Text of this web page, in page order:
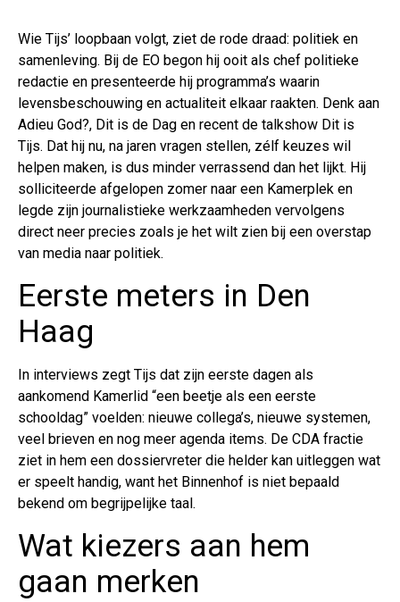
Wie Tijs’ loopbaan volgt, ziet de rode draad: politiek en
samenleving. Bij de EO begon hij ooit als chef politieke
redactie en presenteerde hij programma’s waarin
levensbeschouwing en actualiteit elkaar raakten. Denk aan
Adieu God?, Dit is de Dag en recent de talkshow Dit is
Tijs. Dat hij nu, na jaren vragen stellen, zélf keuzes wil
helpen maken, is dus minder verrassend dan het lijkt. Hij
solliciteerde afgelopen zomer naar een Kamerplek en
legde zijn journalistieke werkzaamheden vervolgens
direct neer precies zoals je het wilt zien bij een overstap
van media naar politiek.
Eerste meters in Den
Haag
In interviews zegt Tijs dat zijn eerste dagen als
aankomend Kamerlid “een beetje als een eerste
schooldag” voelden: nieuwe collega’s, nieuwe systemen,
veel brieven en nog meer agenda items. De CDA fractie
ziet in hem een dossiervreter die helder kan uitleggen wat
er speelt handig, want het Binnenhof is niet bepaald
bekend om begrijpelijke taal.
Wat kiezers aan hem
gaan merken